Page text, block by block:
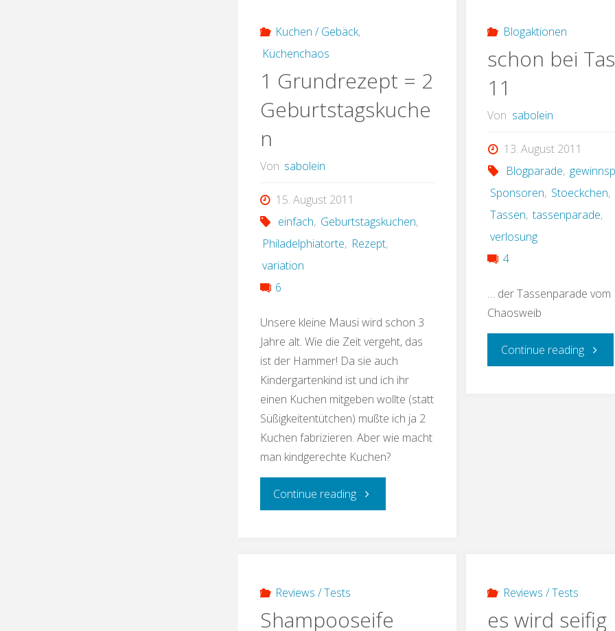
Kuchen / Gebäck,
Küchenchaos
1 Grundrezept = 2
Geburtstagskuche
n
Von sabolein
15. August 2011
einfach, Geburtstagskuchen,
Philadelphiatorte, Rezept,
variation
6
Unsere kleine Mausi wird schon 3
Jahre alt. Wie die Zeit vergeht, das
ist der Hammer! Da sie auch
Kindergartenkind ist und ich ihr
einen Kuchen mitgeben wollte (statt
Süßigkeitentütchen) mußte ich ja 2
Kuchen fabrizieren. Aber wie macht
man kindgerechte Kuchen?
Continue reading"1
Geburtstagskuchen"
Blogaktionen
schon bei
11
Von sabolein
13. August 2011
Blogparade,
Sponsoren, Stoeckchen,
Tassen, tassenparade,
verlosung
4
… der Tassenparade vom
Chaosweib
Continue reading"schon
Reviews / Tests
Shampooseife
Reviews / Tests
es wird seifig